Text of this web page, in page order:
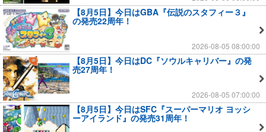
【8月5日】今日はGBA『伝説のスタフィー３』
の発売22周年！
2026-08-05 08:00:00
【8月5日】今日はDC『ソウルキャリバー』の発
売27周年！
2026-08-05 07:00:00
【8月5日】今日はSFC『スーパーマリオ ヨッシ
ーアイランド』の発売31周年！